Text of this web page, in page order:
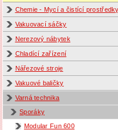
Chemie - Mycí a čistící prostředky
Vakuovací sáčky
Nerezový nábytek
Chladící zařízení
Nářezové stroje
Vakuové baličky
Varná technika
Sporáky
Modular Fun 600